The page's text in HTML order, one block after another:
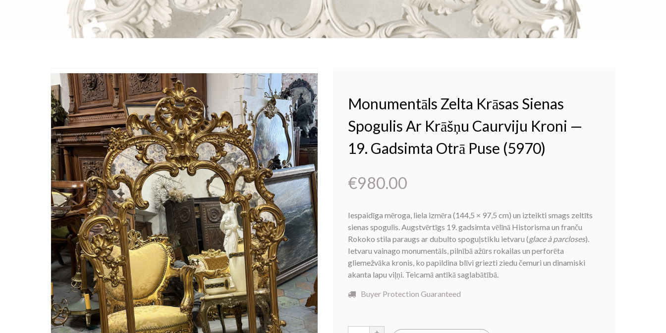
Monumentāls Zelta Krāsas Sienas
Spogulis Ar Krāšņu Caurviju Kroni —
19. Gadsimta Otrā Puse (5970)
€980.00
Iespaidīga mēroga, liela izmēra (144,5 × 97,5 cm) un izteikti smags zeltīts
sienas spogulis. Augstvērtīgs 19. gadsimta vēlīnā Historisma un franču
Rokoko stila paraugs ar dubulto spoguļstiklu ietvaru (glace à parcloses).
Ietvaru vainago monumentāls, pilnībā ažūrs rokailas un perforēta
gliemežvāka kronis, ko papildina blīvi griezti ziedu čemuri un dinamiski
akanta lapu viļņi. Teicamā antīkā saglabātībā.
Buyer Protection Guaranteed